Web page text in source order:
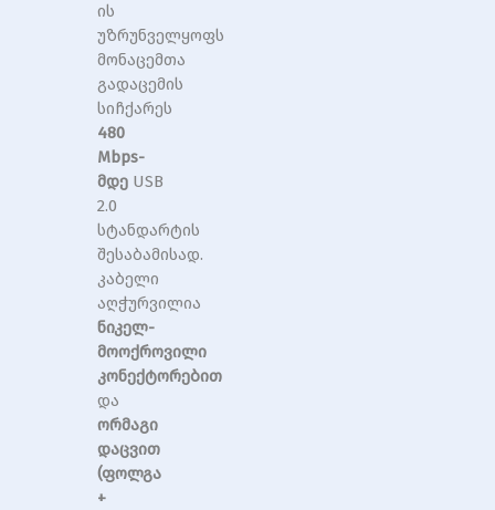
ის
უზრუნველყოფს
მონაცემთა
გადაცემის
სიჩქარეს
480
Mbps-
მდე USB
2.0
სტანდარტის
შესაბამისად.
კაბელი
აღჭურვილია
ნიკელ-
მოოქროვილი
კონექტორებით
და
ორმაგი
დაცვით
(ფოლგა
+